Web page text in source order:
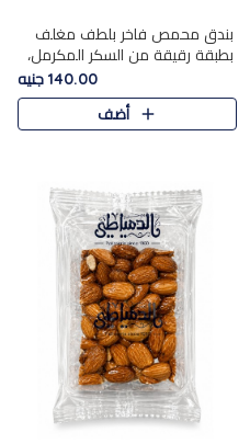
بندق محمص فاخر بلطف مغلف
بطبقة رقيقة من السكر المكرمل،
يجمع بين النكهة الغنية ناتي
والقرمشة الراقية المرضية في
حلوى شرقية أنيقه بطابع مميز.
140.00 جنيه
أضف